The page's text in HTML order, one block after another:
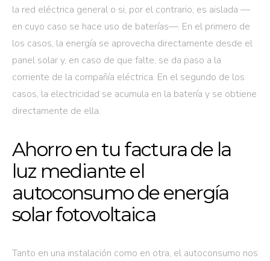
la red eléctrica general o si, por el contrario, es aislada —
en cuyo caso se hace uso de baterías—. En el primero de
los casos, la energía se aprovecha directamente desde el
panel solar y, en caso de que falte, se da paso a la
corriente de la compañía eléctrica. En el segundo de los
casos, la electricidad se acumula en la batería y se obtiene
directamente de ella.
Ahorro en tu factura de la
luz mediante el
autoconsumo de energía
solar fotovoltaica
Tanto en una instalación como en otra, el autoconsumo nos